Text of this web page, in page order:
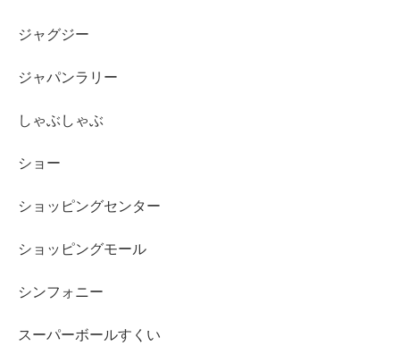
ジャグジー
ジャパンラリー
しゃぶしゃぶ
ショー
ショッピングセンター
ショッピングモール
シンフォニー
スーパーボールすくい